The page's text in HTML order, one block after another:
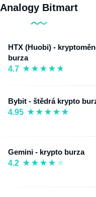
Analogy Bitmart
HTX (Huobi) -
burza
4.7
Bybit - štědrá krypto
4.95
Gemini - krypto burza
4.2